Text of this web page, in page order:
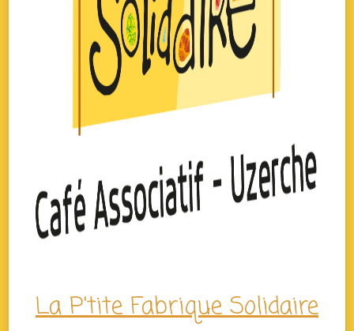
La P'tite Fabrique Solidaire